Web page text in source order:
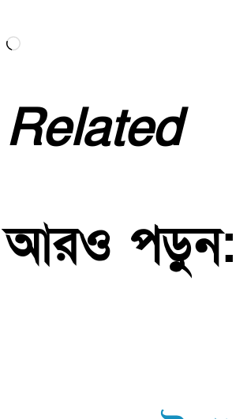
Loading…
Related
আরও পড়ুন: